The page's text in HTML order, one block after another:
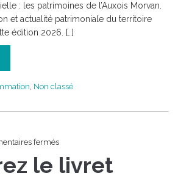
: les patrimoines de l’Auxois Morvan.
et actualité patrimoniale du territoire
édition 2026. […]
, Non classé
ferméssur
le livret